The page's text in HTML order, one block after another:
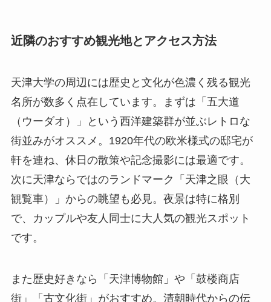
近隣のおすすめ観光地とアクセス方法
天津大学の周辺には歴史と文化が色濃く残る観光
名所が数多く点在しています。まずは「五大道
（ウーダオ）」という西洋建築群が並ぶレトロな
街並みがオススメ。1920年代の欧米様式の邸宅が
軒を連ね、休日の散策や記念撮影には最適です。
次に天津ならではのランドマーク「天津之眼（大
観覧車）」からの眺望も必見。夜景は特に格別
で、カップルや友人同士に大人気の観光スポット
です。
また歴史好きなら「天津博物館」や「鼓楼商店
街」「古文化街」がおすすめ。清朝時代からの伝